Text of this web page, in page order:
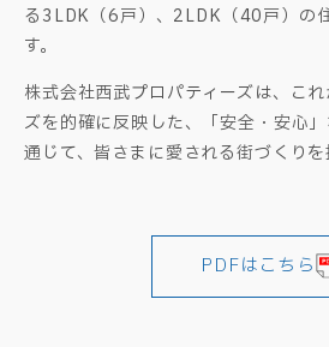
る3LDK（6戸）、2LDK（40戸）の
す。
株式会社西武プロパティーズは、こ
ズを的確に反映した、「安全・安心
通じて、皆さまに愛される街づくりを
PDFはこちら